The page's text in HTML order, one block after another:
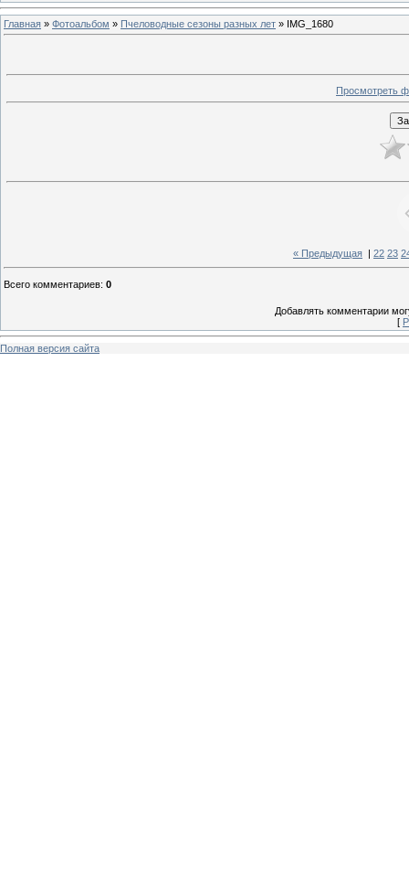
Главная » Фотоальбом » Пчеловодные сезоны разных лет » IMG_1680
Просмотреть
« Предыдущая 22 23
Всего комментариев: 0
Добавлять комментарии
[
Полная версия сайта